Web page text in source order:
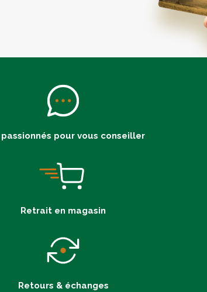
passionnés pour vous conseiller
Retrait en magasin
Retours & échanges